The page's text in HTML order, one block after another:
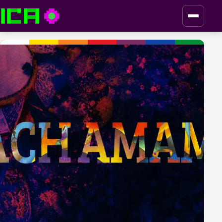
ICA — Instituto de Culturas Aborígenes